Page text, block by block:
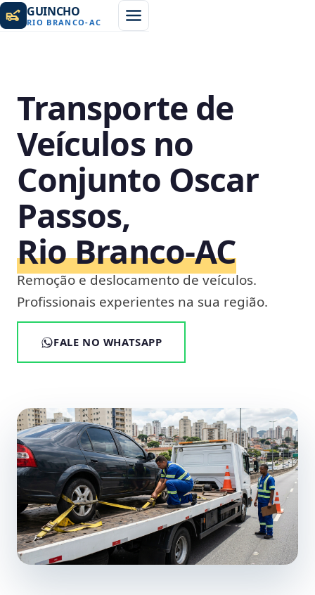
GUINCHO
RIO BRANCO-AC
Transporte de
Veículos no
Conjunto Oscar
Passos,
Rio Branco‑AC
Remoção e deslocamento de veículos.
Profissionais experientes na sua região.
FALE NO WHATSAPP